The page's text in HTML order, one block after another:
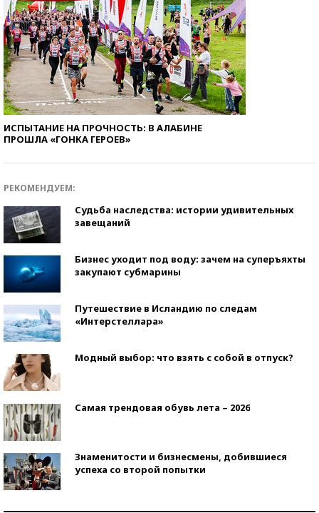
ИСПЫТАНИЕ НА ПРОЧНОСТЬ: В АЛАБИНЕ
ПРОШЛА «ГОНКА ГЕРОЕВ»
РЕКОМЕНДУЕМ:
Судьба наследства: истории удивительных
завещаний
Бизнес уходит под воду: зачем на суперъяхты
закупают субмарины
Путешествие в Исландию по следам
«Интерстеллара»
Модный выбор: что взять с собой в отпуск?
Самая трендовая обувь лета – 2026
Знаменитости и бизнесмены, добившиеся
успеха со второй попытки